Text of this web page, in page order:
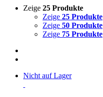
Zeige 25 Produkte
Zeige 25 Produkte
Zeige 50 Produkte
Zeige 75 Produkte
Nicht auf Lager